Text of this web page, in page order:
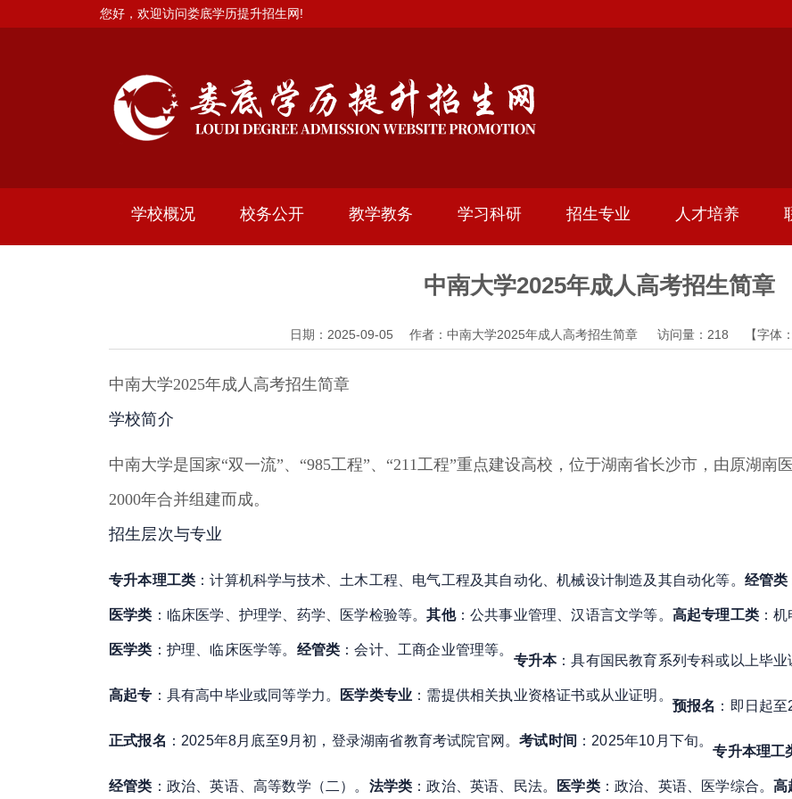
您好，欢迎访问娄底学历提升招生网!
学校概况 校务公开 教学教务 学习科研 招生专业 人才培养
中南大学2025年成人高考招生简章
日期：2025-09-05 作者：中南大学2025年成人高考招生简章 访问量： 218 【字体：
中南大学2025年成人高考招生简章
学校简介
中南大学是国家“双一流”、“985工程”、“211工程”重点建设高校，位于湖南省长沙市，由原湖
2000年合并组建而成。
招生层次与专业
专升本理工类 ：计算机科学与技术、土木工程、电气工程及其自动化、机械设计制造及其自动化等。 经管类
医学类 ：临床医学、护理学、药学、医学检验等。其他：公共事业管理、汉语言文学等。 高起专理工类 ：
医学类 ：护理、临床医学等。 经管类 ：会计、工商企业管理等。
专升本：具有国民教育系列专科或以上毕
高起专 ：具有高中毕业或同等学力 。 医学类专业 ：需提供相关执业资格证书或从业证明 。
预报名 ：即日起
正式报名 ：2025年8月底至9月初，登录湖南省教育考试院官网 。考试时间 ：2025年10月下旬。
专升本理工
经管类 ：政治、英语、高等数学（二） 。 法学类 ：政治、英语、民法。 医学类：政治、英语、医学综合。高